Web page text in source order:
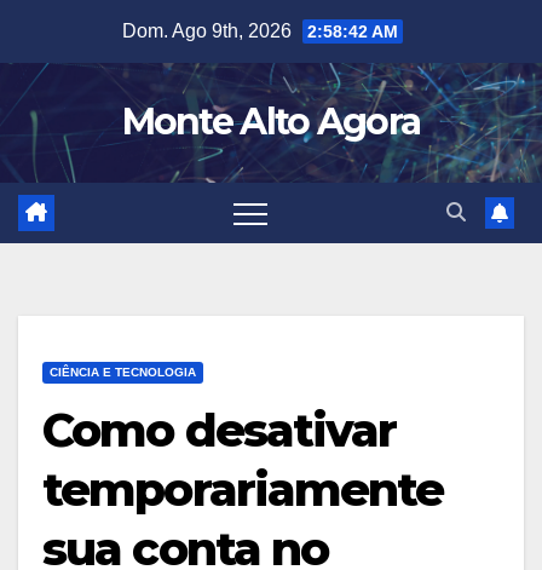
content
Dom. Ago 9th, 2026 2:58:43 AM
Monte Alto Agora
CIÊNCIA E TECNOLOGIA
Como desativar
temporariamente
sua conta no